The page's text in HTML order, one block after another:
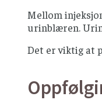
Mellom
urinblæren.
Det er viktig at